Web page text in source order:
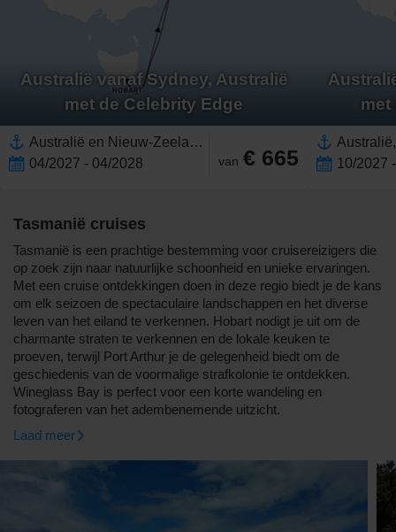
Australië vanaf Sydney, Australië
met de Celebrity Edge
Australië en Nieuw-Zeeland, Australië,Tasmanië,Sydney, Australië
04/2027 - 04/2028
van € 665
met
10/2027
Tasmanië cruises
Tasmanië is een prachtige bestemming voor cruisereizigers die
op zoek zijn naar natuurlijke schoonheid en unieke ervaringen.
Met een cruise ontdekkingen doen in deze regio biedt je de kans
om elk seizoen de spectaculaire landschappen en het diverse
leven van het eiland te verkennen. Hobart nodigt je uit om de
charmante straten te verkennen en de lokale keuken te
proeven, terwijl Port Arthur je de gelegenheid biedt om de
geschiedenis van de voormalige strafkolonie te ontdekken.
Wineglass Bay is perfect voor een korte wandeling en
fotograferen van het adembenemende uitzicht.
Laad meer